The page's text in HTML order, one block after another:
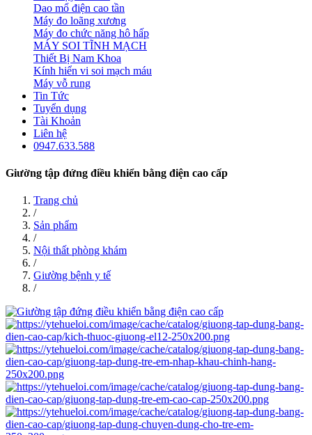
Dao mổ điện cao tần
Máy đo loãng xương
Máy đo chức năng hô hấp
MÁY SOI TĨNH MẠCH
Thiết Bị Nam Khoa
Kính hiển vi soi mạch máu
Máy vỗ rung
Tin Tức
Tuyển dụng
Tài Khoản
Liên hệ
0947.633.588
Giường tập đứng điều khiển bằng điện cao cấp
Trang chủ
/
Sản phẩm
/
Nội thất phòng khám
/
Giường bệnh y tế
/